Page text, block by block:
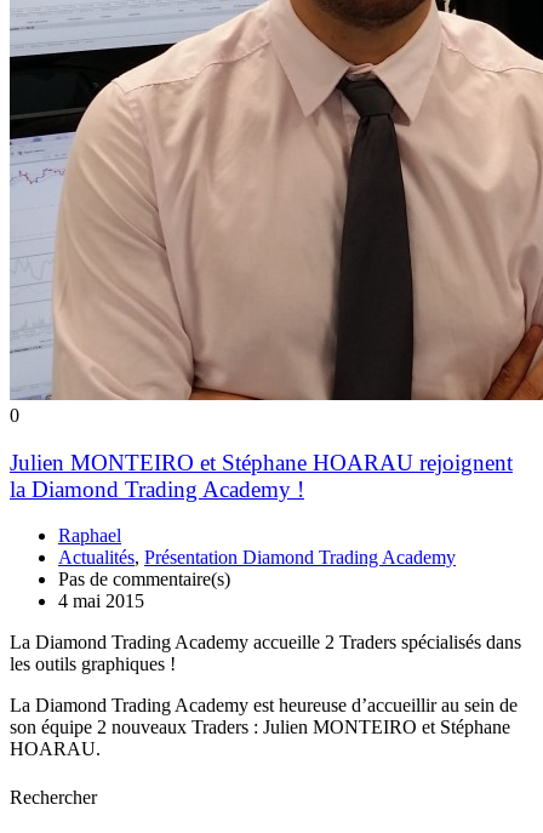
0
Julien MONTEIRO et Stéphane HOARAU rejoignent
la Diamond Trading Academy !
Raphael
Actualités, Présentation Diamond Trading Academy
Pas de commentaire(s)
4 mai 2015
La Diamond Trading Academy accueille 2 Traders spécialisés dans
les outils graphiques !
La Diamond Trading Academy est heureuse d’accueillir au sein de
son équipe 2 nouveaux Traders : Julien MONTEIRO et Stéphane
HOARAU.
Rechercher